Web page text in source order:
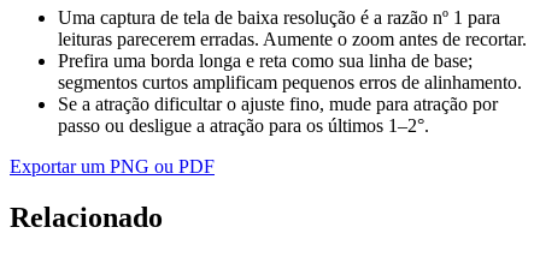
Uma captura de tela de baixa resolução é a razão nº 1 para
leituras parecerem erradas. Aumente o zoom antes de recortar.
Prefira uma borda longa e reta como sua linha de base;
segmentos curtos amplificam pequenos erros de alinhamento.
Se a atração dificultar o ajuste fino, mude para atração por
passo ou desligue a atração para os últimos 1–2°.
Exportar um PNG ou PDF
Relacionado